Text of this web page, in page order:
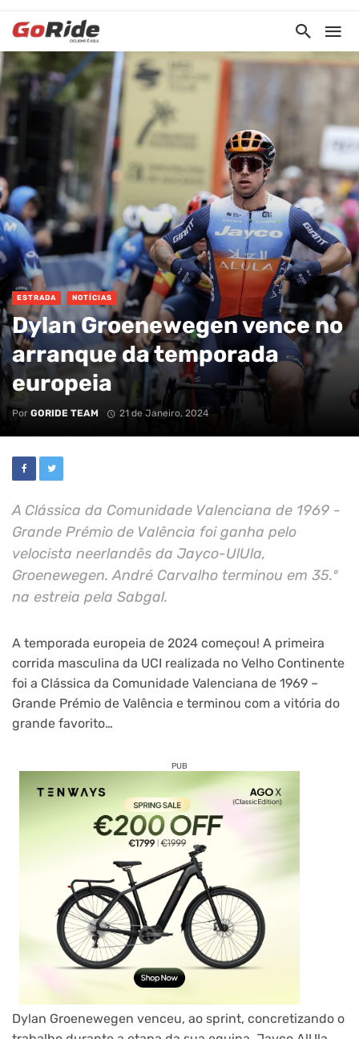
ESTRADA NOTÍCIAS
Dylan Groenewegen vence no
arranque da temporada
europeia
Por GORIDE TEAM 21 de Janeiro, 2024
A Clássica da Comunidade Valenciana de 1969 -
Grande Prémio de Valência foi ganha pelo
velocista neerlandês da Jayco-UlUla,
Groenewegen. André Carvalho terminou em 35.º
na estreia pela Sabgal.
A temporada europeia de 2024 começou! A primeira
corrida masculina da UCI realizada no Velho Continente
foi a Clássica da Comunidade Valenciana de 1969 –
Grande Prémio de Valência e terminou com a vitória do
grande favorito…
PUB
Dylan Groenewegen venceu, ao sprint, concretizando o